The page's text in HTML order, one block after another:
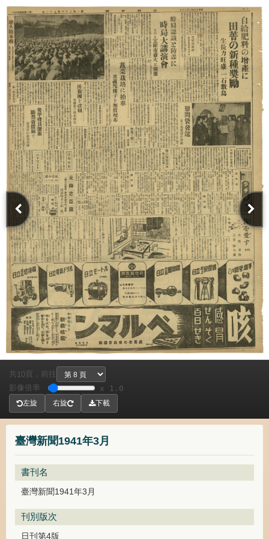
臺灣新聞1941年3月
書刊名
臺灣新聞1941年3月
刊別版次
日刊第4版
共 10頁， 前往
影像倍率
x 1.0
左旋 右旋 下載